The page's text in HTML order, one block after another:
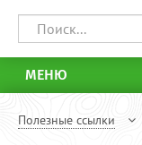
МЕНЮ
Полезные ссылки